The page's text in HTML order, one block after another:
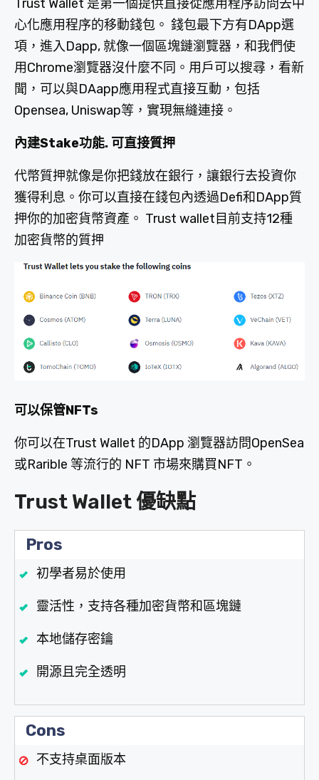
Trust Wallet 是第一個提供直接從應用程序訪問去中
心化應用程序的移動錢包。 錢包最下方有DApp選
項，進入Dapp, 就像一個區塊鏈瀏覽器，和我們使
用Chrome瀏覽器沒什麼不同。用戶可以搜尋，看新
聞，可以與DAapp應用程式直接互動，包括
Opensea, Uniswap等，實現無縫連接。
內建Stake功能. 可直接質押
代幣質押就像是你把錢放在銀行，讓銀行去投資你
獲得利息。你可以直接在錢包內透過Defi和DApp質
押你的加密貨幣資產。 Trust wallet目前支持12種
加密貨幣的質押
可以保管NFTs
你可以在Trust Wallet 的DApp 瀏覽器訪問OpenSea
或Rarible 等流行的 NFT 市場來購買NFT。
Trust Wallet 優缺點
Pros
初學者易於使用
靈活性，支持各種加密貨幣和區塊鏈
本地儲存密鑰
開源且完全透明
Cons
不支持桌面版本